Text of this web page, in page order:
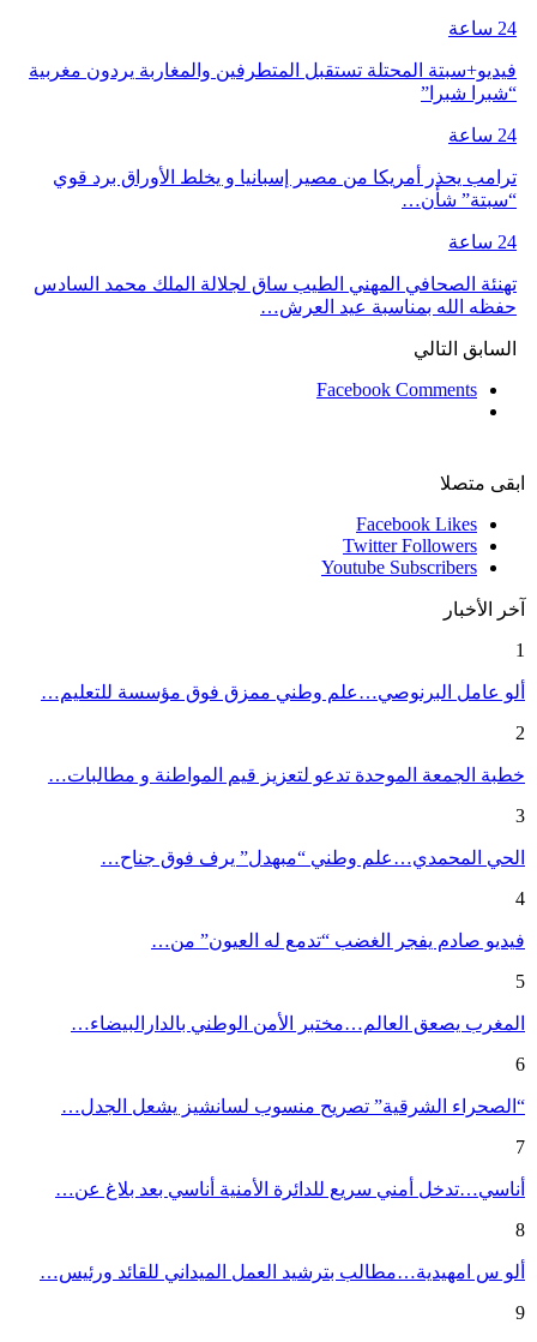
24 ساعة
فيديو+سبتة المحتلة تستقبل المتطرفين والمغاربة يردون مغربية
“شبرا شبرا”
24 ساعة
ترامب يحذر أمريكا من مصير إسبانيا و يخلط الأوراق برد قوي
“سبتة” شأن…
24 ساعة
تهنئة الصحافي المهني الطيب ساق لجلالة الملك محمد السادس
حفظه الله بمناسبة عيد العرش…
السابق التالي
Facebook Comments
ابقى متصلا
Facebook Likes
Twitter Followers
Youtube Subscribers
آخر الأخبار
1
ألو عامل البرنوصي…علم وطني ممزق فوق مؤسسة للتعليم…
2
خطبة الجمعة الموحدة تدعو لتعزيز قيم المواطنة و مطالبات…
3
الحي المحمدي…علم وطني “مبهدل” يرف فوق جناح…
4
فيديو صادم يفجر الغضب “تدمع له العيون” من…
5
المغرب يصعق العالم…مختبر الأمن الوطني بالدارالبيضاء…
6
“الصحراء الشرقية” تصريح منسوب لسانشيز يشعل الجدل…
7
أناسي…تدخل أمني سريع للدائرة الأمنية أناسي بعد بلاغ عن…
8
ألو س امهيدية…مطالب بترشيد العمل الميداني للقائد ورئيس…
9